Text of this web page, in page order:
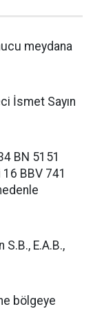
meydana
İsmet Sayın
BN 5151
BBV 741
E.A.B.,
bölgeye